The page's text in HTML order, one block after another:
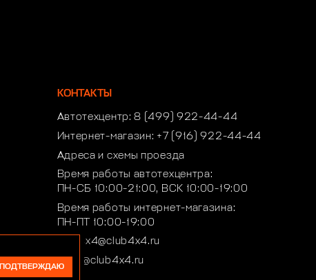
КОНТАКТЫ
Автотехцентр:8 (499) 922-44-44
Интернет-магазин: +7 (916) 922-44-44
Адреса и схемы проезда
Время работы автотехцентра:
ПН-СБ 10:00-21:00, ВСК 10:00-19:00
Время работы интернет-магазина:
ПН-ПТ 10:00-19:00
club4x4@club4x4.ru
shop@club4x4.ru
ПОДТВЕРЖДАЮ